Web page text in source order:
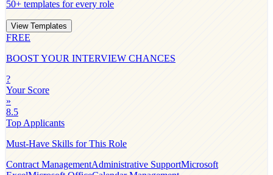
50+ templates for every role
View Templates
FREE
BOOST YOUR INTERVIEW CHANCES
?
Your Score
»
8.5
Top Applicants
Must-Have Skills for This Role
Contract ManagementAdministrative SupportMicrosoft